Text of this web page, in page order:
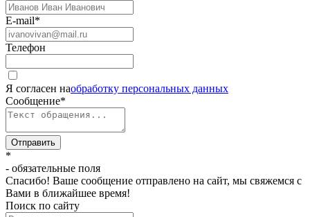
E-mail*
Телефон
Я согласен наобработку персональных данных
Сообщение*
Отправить
*
- обязательные поля
Спасибо! Ваше сообщение отправлено на сайт, мы свяжемся с
Вами в ближайшее время!
Поиск по сайту